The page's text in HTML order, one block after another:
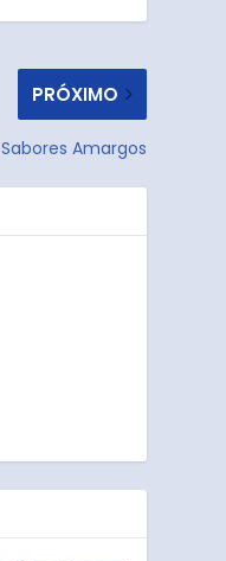
PRÓXIMO
Sabores Amargos